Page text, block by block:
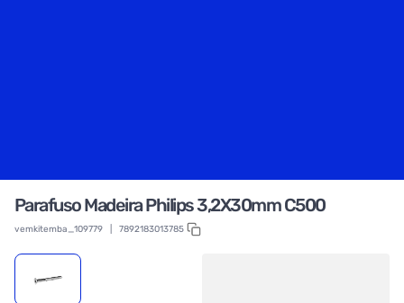
Parafuso Madeira Philips 3,2X30mm C500
vemkitemba_109779 7892183013785